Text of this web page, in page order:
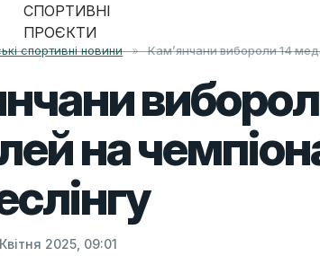
СПОРТИВНІ
ПРОЄКТИ
спортивні новини » Кам’янчани вибороли 14
на
2025, 09:01